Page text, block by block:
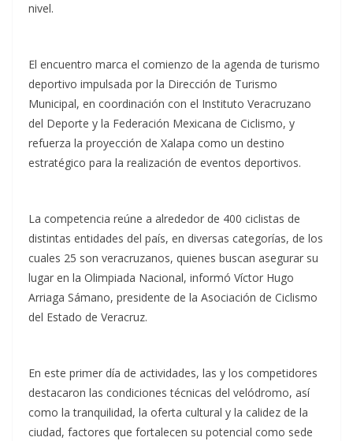
nivel.
El encuentro marca el comienzo de la agenda de turismo
deportivo impulsada por la Dirección de Turismo
Municipal, en coordinación con el Instituto Veracruzano
del Deporte y la Federación Mexicana de Ciclismo, y
refuerza la proyección de Xalapa como un destino
estratégico para la realización de eventos deportivos.
La competencia reúne a alrededor de 400 ciclistas de
distintas entidades del país, en diversas categorías, de los
cuales 25 son veracruzanos, quienes buscan asegurar su
lugar en la Olimpiada Nacional, informó Víctor Hugo
Arriaga Sámano, presidente de la Asociación de Ciclismo
del Estado de Veracruz.
En este primer día de actividades, las y los competidores
destacaron las condiciones técnicas del velódromo, así
como la tranquilidad, la oferta cultural y la calidez de la
ciudad, factores que fortalecen su potencial como sede